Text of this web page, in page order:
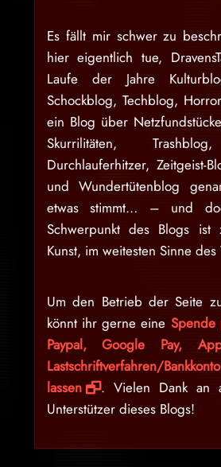
Es fällt mir schwer zu
hier eigentlich tue,
Laufe der Jahre
Schockblog, Techblog,
ein Blog über
Skurrilitäten,
Durchlauferhitzer, Zeitgeist-
und Wundertütenblog
etwas stimmt… – und
Schwerpunkt des Blogs ist
Kunst, im weitesten Sinne
Um den Betrieb der Seite
könnt ihr gerne eine Spende
Paypal, Google Pay,
Lastschriftverfahren/
lassen
. Vielen Dank an
Unterstützer dieses Blogs!